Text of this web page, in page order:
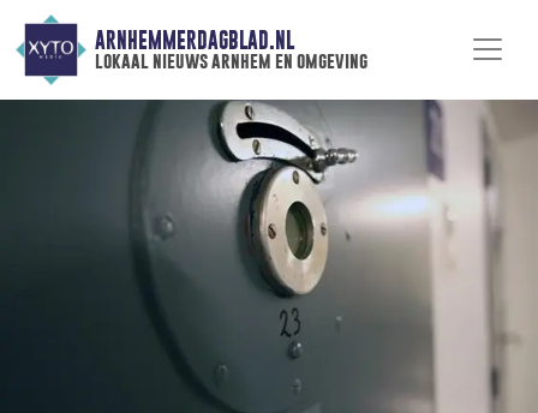
ARNHEMMERDAGBLAD.NL
lokaal nieuws arnhem en omgeving